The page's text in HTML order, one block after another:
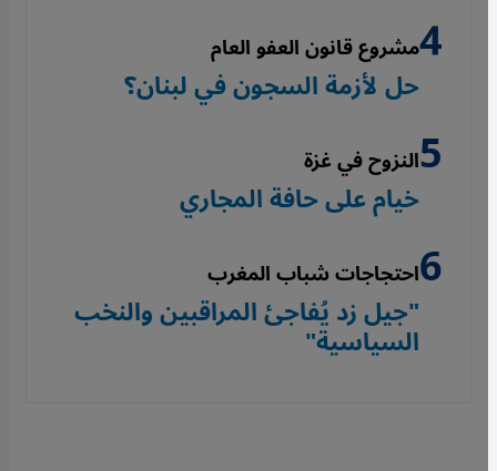
مشروع قانون العفو العام
حل لأزمة السجون في لبنان؟
النزوح في غزة
خيام على حافة المجاري
احتجاجات شباب المغرب
"جيل زد يُفاجئ المراقبين والنخب
السياسية"